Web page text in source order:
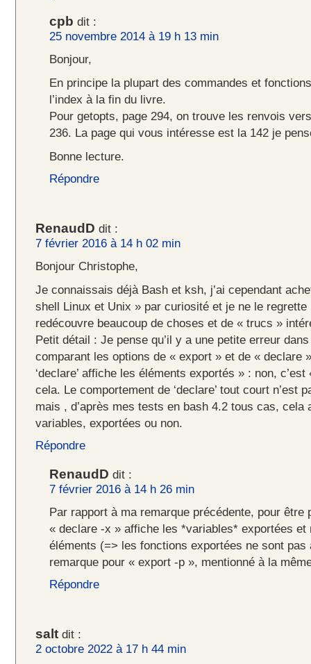
cpb dit :
25 novembre 2014 à 19 h 13 min
Bonjour,
En principe la plupart des commandes et
l’index à la fin du livre.
Pour getopts, page 294, on trouve les renvois
236. La page qui vous intéresse est la 142 je
Bonne lecture.
Répondre
RenaudD dit :
7 février 2016 à 14 h 02 min
Bonjour Christophe,
Je connaissais déjà Bash et ksh, j’ai cependant
shell Linux et Unix » par curiosité et je ne le regrette
redécouvre beaucoup de choses et de « trucs »
Petit détail : Je pense qu’il y a une petite erreur
comparant les options de « export » et de « declare
‘declare’ affiche les éléments exportés » : non,
cela. Le comportement de ‘declare’ tout court n’est
mais , d’après mes tests en bash 4.2 tous cas, cela
variables, exportées ou non.
Répondre
RenaudD dit :
7 février 2016 à 14 h 26 min
Par rapport à ma remarque précédente, pour être
« declare -x » affiche les *variables* exportées et
éléments (=> les fonctions exportées ne sont pas
remarque pour « export -p », mentionné à la
Répondre
salt dit :
2 octobre 2022 à 17 h 44 min